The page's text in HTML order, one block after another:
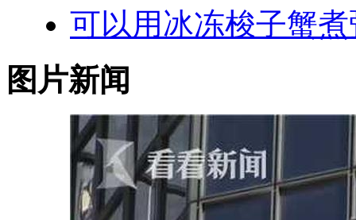
可以用冰冻梭子蟹
图片新闻